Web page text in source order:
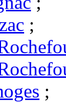
;
;